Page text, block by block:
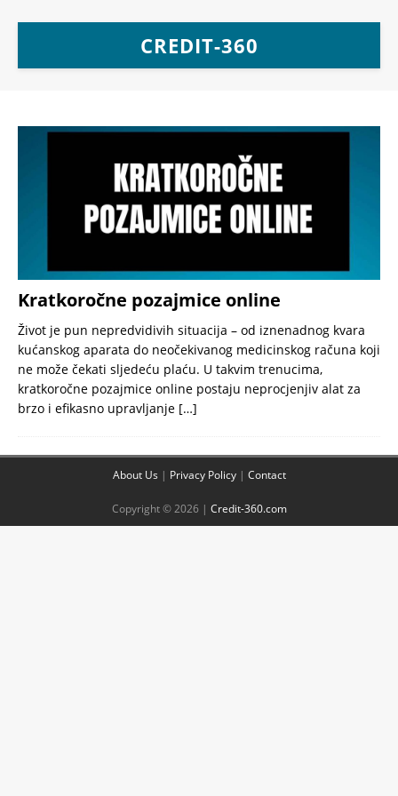
CREDIT-360
Kratkoročne pozajmice online
Život je pun nepredvidivih situacija – od iznenadnog kvara
kućanskog aparata do neočekivanog medicinskog računa koji
ne može čekati sljedeću plaću. U takvim trenucima,
kratkoročne pozajmice online postaju neprocjenjiv alat za
brzo i efikasno upravljanje […]
About Us | Privacy Policy| Contact
Copyright © 2026 | Credit-360.com